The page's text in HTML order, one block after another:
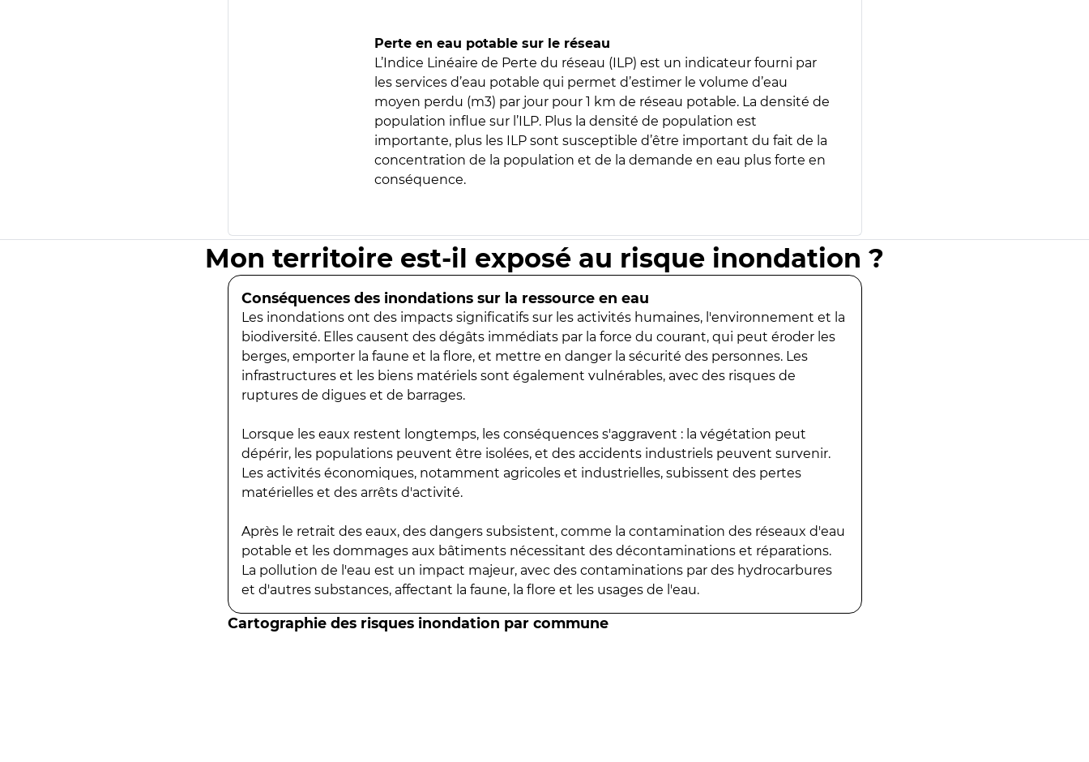
Perte en eau potable sur le réseau
L’Indice Linéaire de Perte du réseau (ILP) est un indicateur fourni par
les services d’eau potable qui permet d’estimer le volume d’eau
moyen perdu (m3) par jour pour 1 km de réseau potable. La densité de
population influe sur l’ILP. Plus la densité de population est
importante, plus les ILP sont susceptible d’être important du fait de la
concentration de la population et de la demande en eau plus forte en
conséquence.
Mon territoire est-il exposé au risque inondation ?
Conséquences des inondations sur la ressource en eau
Les inondations ont des impacts significatifs sur les activités humaines, l'environnement et la
biodiversité. Elles causent des dégâts immédiats par la force du courant, qui peut éroder les
berges, emporter la faune et la flore, et mettre en danger la sécurité des personnes. Les
infrastructures et les biens matériels sont également vulnérables, avec des risques de
ruptures de digues et de barrages.
Lorsque les eaux restent longtemps, les conséquences s'aggravent : la végétation peut
dépérir, les populations peuvent être isolées, et des accidents industriels peuvent survenir.
Les activités économiques, notamment agricoles et industrielles, subissent des pertes
matérielles et des arrêts d'activité.
Après le retrait des eaux, des dangers subsistent, comme la contamination des réseaux d'eau
potable et les dommages aux bâtiments nécessitant des décontaminations et réparations.
La pollution de l'eau est un impact majeur, avec des contaminations par des hydrocarbures
et d'autres substances, affectant la faune, la flore et les usages de l'eau.
Cartographie des risques inondation par commune